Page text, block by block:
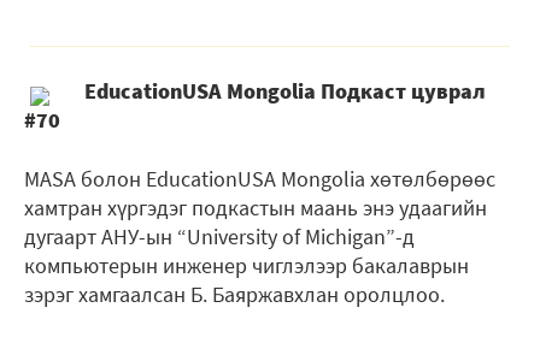
EducationUSA Mongolia Подкаст цуврал
#70
MASA болон EducationUSA Mongolia хөтөлбөрөөс
хамтран хүргэдэг подкастын маань энэ удаагийн
дугаарт АНУ-ын “University of Michigan”-д
компьютерын инженер чиглэлээр бакалаврын
зэрэг хамгаалсан Б. Баяржавхлан оролцлоо.